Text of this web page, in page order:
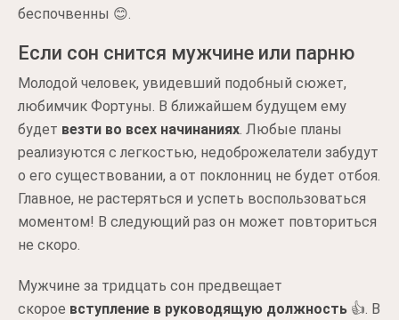
беспочвенны 😊.
Если сон снится мужчине или парню
Молодой человек, увидевший подобный сюжет,
любимчик Фортуны. В ближайшем будущем ему
будет везти во всех начинаниях. Любые планы
реализуются с легкостью, недоброжелатели забудут
о его существовании, а от поклонниц не будет отбоя.
Главное, не растеряться и успеть воспользоваться
моментом! В следующий раз он может повториться
не скоро.
Мужчине за тридцать сон предвещает
скорое вступление в руководящую должность 👍. В